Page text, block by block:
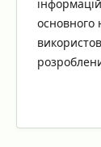
основного